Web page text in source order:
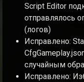
Script Editor
отправлялось
(логов)
Исправлено:
случайным
Исправлено: